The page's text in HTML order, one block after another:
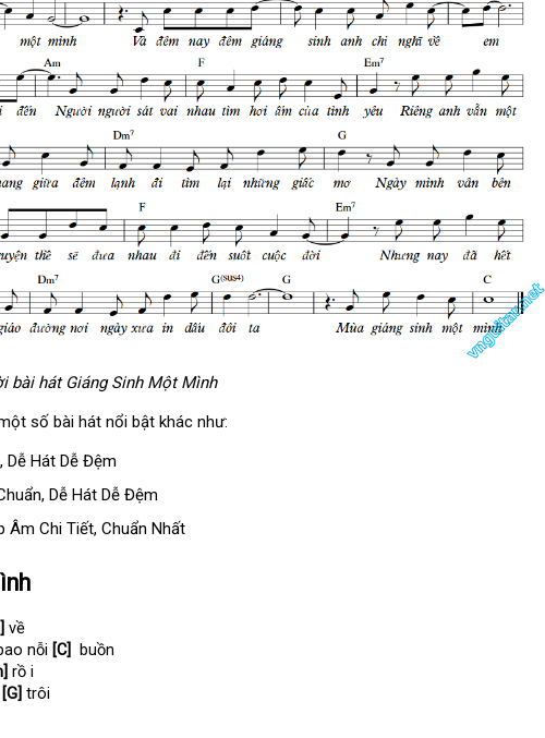
bài hát Giáng Sinh Một Mình
số bài hát nổi bật khác như:
Dễ Hát Dễ Đệm
Dễ Hát Dễ Đệm
Âm Chi Tiết, Chuẩn Nhất
về
nỗi [C] buồn
rồ i
[G] trôi